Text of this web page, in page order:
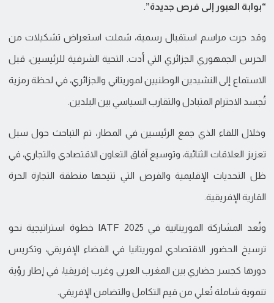
“بوابة العبور إلى فرص جديدة”
وقد جرت مراسم استقبال رسمية، شملت استعراض تشكيلات من
الحرس الجمهوري الجزائري التي أدت. التحية الشرفية للرئيسين، قبل
الاستماع إلى النشيدين الوطنيين لموريتاني والجزائري، في لحظة رمزية
تُجسد الاحترام المتبادل والتقارب السياسي بين البلدين.
وخلال اللقاء الذي جمع الرئيسين في المطار، تم التباحث حول سبل
تعزيز العلاقات الثنائية، وتوسيع آفاق التعاون الاقتصادي والتجاري، في
ظل التحديات الإقليمية والفرص التي تتيحها منطقة التجارة الحرة
القارية الإفريقية.
وتُعد المشاركة الموريتانية في IATF 2025 خطوة استراتيجية نحو
ترسيخ الحضور الاقتصادي لموريتانيا في الفضاء الإفريقي، وتكريس
دورها كجسر حضاري بين المغرب العربي وغرب إفريقيا، في إطار رؤية
تنموية شاملة تُعلي من قيم التكامل والتضامن الإفريقي.